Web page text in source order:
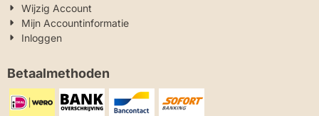
Wijzig Account
Mijn Accountinformatie
Inloggen
Betaalmethoden